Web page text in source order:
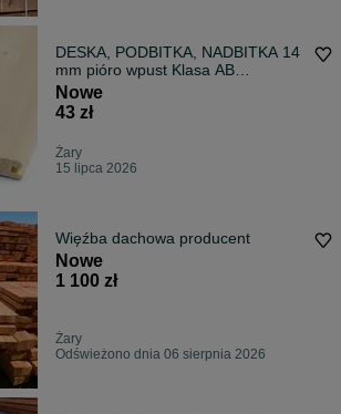
DESKA, PODBITKA, NADBITKA 14
mm pióro wpust Klasa AB
Premium!
Nowe
43 zł
Żary
15 lipca 2026
Więźba dachowa producent
Nowe
1 100 zł
Żary
Odświeżono dnia 06 sierpnia 2026